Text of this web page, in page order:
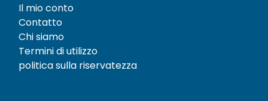
Il mio conto
Contatto
Chi siamo
Termini di utilizzo
politica sulla riservatezza